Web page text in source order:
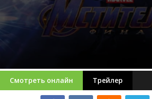
Смотреть онлайн Трейлер